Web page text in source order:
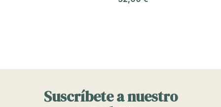
Suscríbete a nuestro